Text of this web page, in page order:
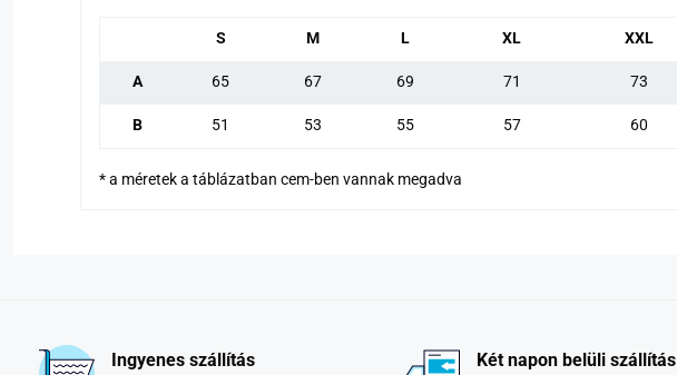
S M L XL XXL
A 65 67 69 71 73
B 51 53 55 57 60
* a méretek a táblázatban cem-ben vannak megadva
Ingyenes szállítás Két napon belüli szállítás